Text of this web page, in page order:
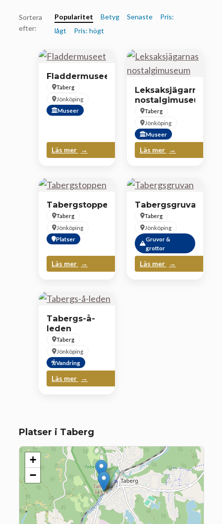
Sortera
efter:
Popularitet Betyg Senaste
Pris:
lågt
Pris: högt
Fladdermuseet
Taberg
Jönköping
Museer
Läs mer
Leksaksjägarnas
nostalgimuseum
Taberg
Jönköping
Museer
Läs mer
Tabergstoppen
Taberg
Jönköping
Platser
Läs mer
Tabergsgruvan
Taberg
Jönköping
Gruvor &
grottor
Läs mer
Tabergs-å-
leden
Taberg
Jönköping
Vandring
Läs mer
Platser i Taberg
+
−